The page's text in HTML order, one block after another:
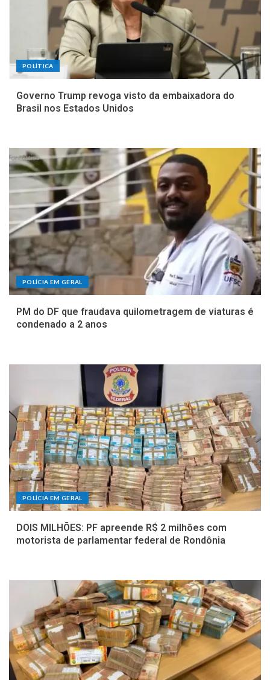
POLÍTICA
Governo Trump revoga visto da embaixadora do
Brasil nos Estados Unidos
POLÍCIA EM GERAL
PM do DF que fraudava quilometragem de viaturas é
condenado a 2 anos
POLÍCIA EM GERAL
DOIS MILHÕES: PF apreende R$ 2 milhões com
motorista de parlamentar federal de Rondônia